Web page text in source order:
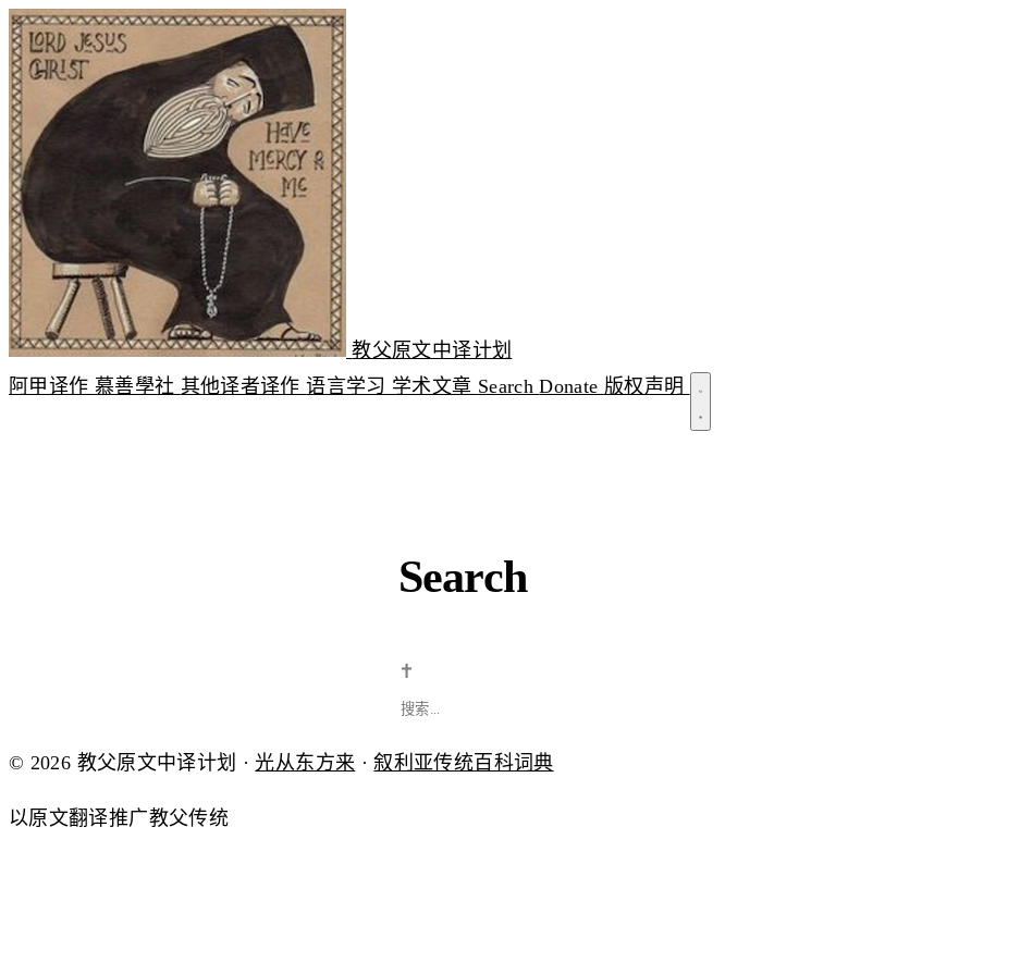
教父原文中译计划
阿甲译作 慕善學社 其他译者译作语言学习 学术文章 SearchDonate 版权声明
Search
✝
© 2026 教父原文中译计划 · 光从东方来 ·叙利亚传统百科词典
以原文翻译推广教父传统